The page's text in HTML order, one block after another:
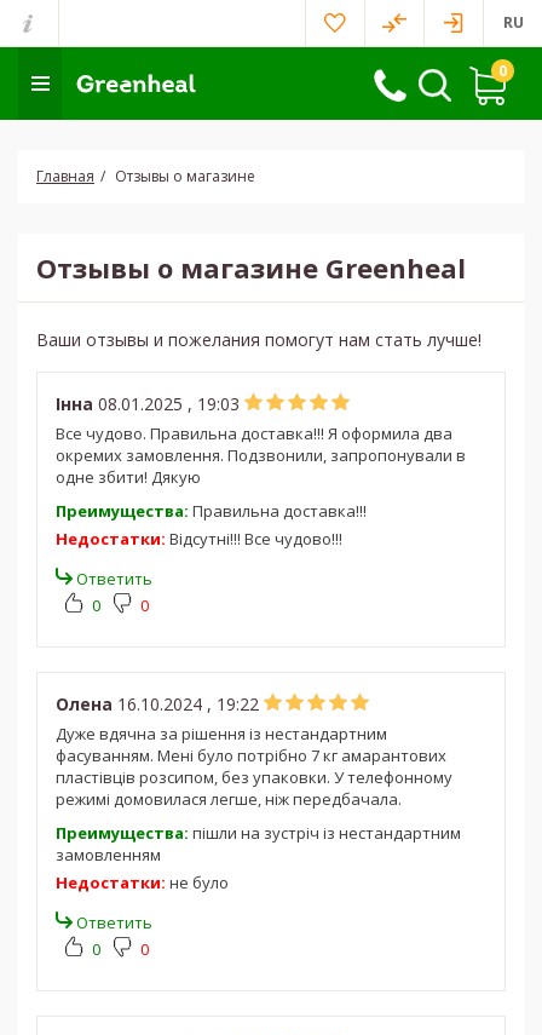
RU
0
Главная Отзывы о магазине
Отзывы о магазине Greenheal
Ваши отзывы и пожелания помогут нам стать лучше!
Інна 08.01.2025 , 19:03
Все чудово. Правильна доставка!!! Я оформила два
окремих замовлення. Подзвонили, запропонували в
одне збити! Дякую
Преимущества: Правильна доставка!!!
Недостатки: Відсутні!!! Все чудово!!!
Ответить
0
0
Олена 16.10.2024 , 19:22
Дуже вдячна за рішення із нестандартним
фасуванням. Мені було потрібно 7 кг амарантових
пластівців розсипом, без упаковки. У телефонному
режимі домовилася легше, ніж передбачала.
Преимущества: пішли на зустріч із нестандартним
замовленням
Недостатки: не було
Ответить
0
0